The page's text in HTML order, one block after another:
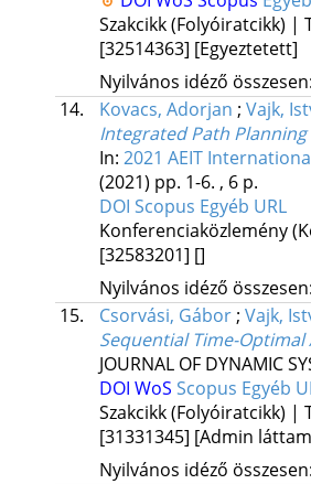
Szakcikk (Folyóiratcikk) |
[32514363] [Egyeztetett]
Nyilvános idéző
14.
Kovacs, Adorjan ; Vajk,
Integrated Path
In: 2021 AEIT
(2021) pp. 1-6. , 6 p.
DOI Scopus Egyéb URL
Konferenciaközlemény
[32583201] []
Nyilvános idéző
15.
Csorvási, Gábor; Vajk,
Sequential Time-
JOURNAL OF DYNAMIC
DOI WoS Scopus Egyéb
Szakcikk (Folyóiratcikk) |
[31331345] [Admin
Nyilvános idéző